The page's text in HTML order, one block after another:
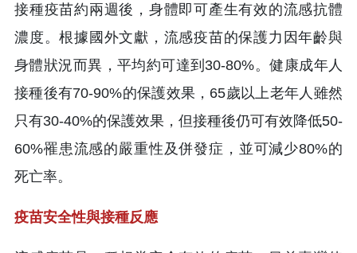
接種疫苗約兩週後，身體即可產生有效的流感抗體
濃度。根據國外文獻，流感疫苗的保護力因年齡與
身體狀況而異，平均約可達到30-80%。健康成年人
接種後有70-90%的保護效果，65歲以上老年人雖然
只有30-40%的保護效果，但接種後仍可有效降低50-
60%罹患流感的嚴重性及併發症，並可減少80%的
死亡率。
疫苗安全性與接種反應